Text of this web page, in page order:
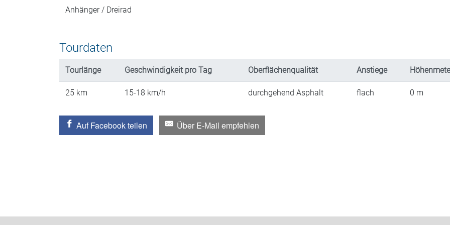
Anhänger / Dreirad
Tourdaten
Tourlänge Geschwindigkeit pro Tag Oberflächenqualität Anstiege
25 km 15-18 km/h durchgehend Asphalt flach 0 m
Auf Facebook teilen Über E-Mail empfehlen